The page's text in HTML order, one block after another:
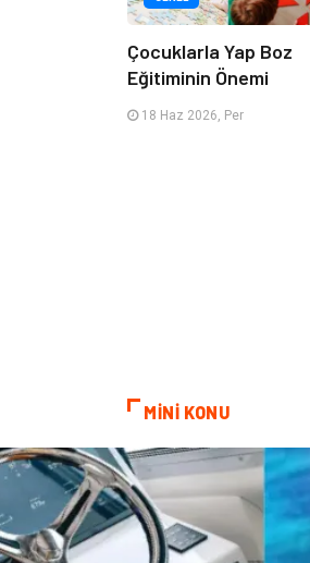
Çocuklarla Yap Boz
Eğitiminin Önemi
18 Haz 2026, Per
MİNİ KONU